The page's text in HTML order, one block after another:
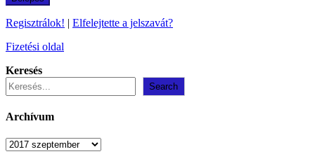
Regisztrálok! | Elfelejtette a jelszavát?
Fizetési oldal
Keresés
Search
Archívum
Archívum